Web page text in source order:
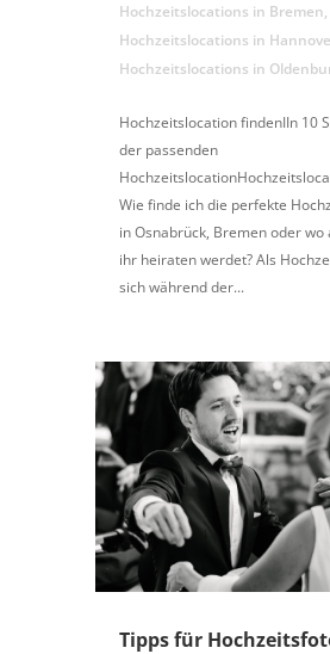
Hochzeitslocations in Bremen,
Hochzeitslocations in
Hochzeitslocations in
Hochzeitslocation findenIIn 10
der passenden
Wie finde ich die perfekte
in Osnabrück, Bremen oder
ihr heiraten werdet? Als
sich während der...
Tipps für